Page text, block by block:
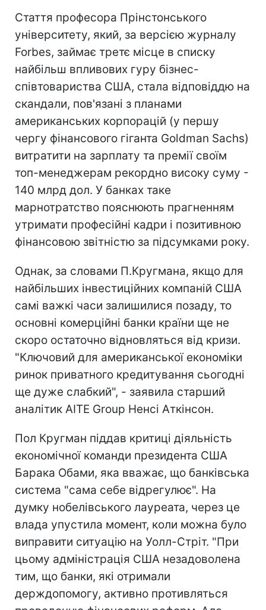
Стаття професора Прінстонського
університету, який, за версією журналу
Forbes, займає третє місце в списку
найбільш впливових гуру бізнес-
співтовариства США, стала відповіддю на
скандали, пов'язані з планами
американських корпорацій (у першу
чергу фінансового гіганта Goldman Sachs)
витратити на зарплату та премії своїм
топ-менеджерам рекордно високу суму -
140 млрд дол. У банках таке
марнотратство пояснюють прагненням
утримати професійні кадри і позитивною
фінансовою звітністю за підсумками року.
Однак, за словами П.Кругмана, якщо для
найбільших інвестиційних компаній США
самі важкі часи залишилися позаду, то
основні комерційні банки країни ще не
скоро остаточно відновляться від кризи.
"Ключовий для американської економіки
ринок приватного кредитування сьогодні
ще дуже слабкий", - заявила старший
аналітик AITE Group Ненсі Аткінсон.
Пол Кругман піддав критиці діяльність
економічної команди президента США
Барака Обами, яка вважає, що банківська
система "сама себе відрегулює". На
думку нобелівського лауреата, через це
влада упустила момент, коли можна було
виправити ситуацію на Уолл-Стріт. "При
цьому адміністрація США незадоволена
тим, що банки, які отримали
держдопомогу, активно противляться